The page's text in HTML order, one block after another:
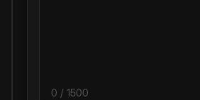
0 / 1500